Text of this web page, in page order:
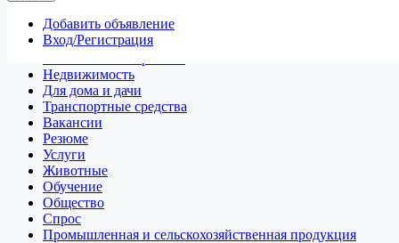
Добавить объявление
Вход/Регистрация
Разное
Личные вещи
Недвижимость
Для дома и дачи
Транспортные средства
Вакансии
Резюме
Услуги
Животные
Обучение
Общество
Спрос
Промышленная и сельскохозяйственная продукция